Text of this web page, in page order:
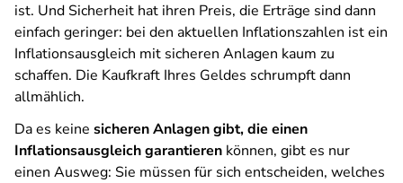
ist. Und Sicherheit hat ihren Preis, die Erträge sind dann
einfach geringer: bei den aktuellen Inflationszahlen ist ein
Inflationsausgleich mit sicheren Anlagen kaum zu
schaffen. Die Kaufkraft Ihres Geldes schrumpft dann
allmählich.
Da es keine sicheren Anlagen gibt, die einen
Inflationsausgleich garantieren können, gibt es nur
einen Ausweg: Sie müssen für sich entscheiden, welches